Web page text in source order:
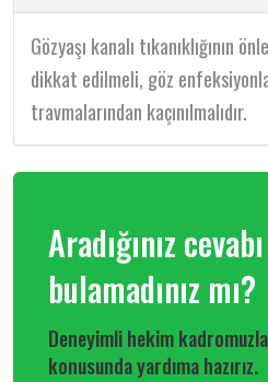
Gözyaşı kanalı tıkanıklığının
dikkat edilmeli, göz
travmalarından kaçınılmalıdır.
Aradığınız cevabı
bulamadınız mı?
Deneyimli hekim kadromuzla
konusunda yardıma hazırız.